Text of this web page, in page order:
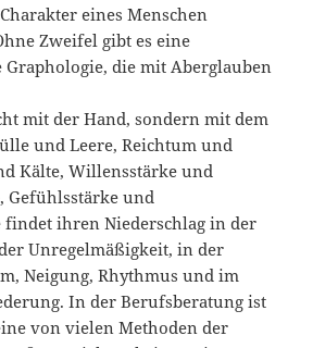
eines Menschen
Zweifel gibt es eine
die mit Aberglauben
mit der Hand, sondern mit dem
und Leere, Reichtum und
Kälte, Willensstärke und
Gefühlsstärke und
findet ihren Niederschlag in der
Unregelmäßigkeit, in der
Neigung, Rhythmus und im
In der Berufsberatung ist
von vielen Methoden der